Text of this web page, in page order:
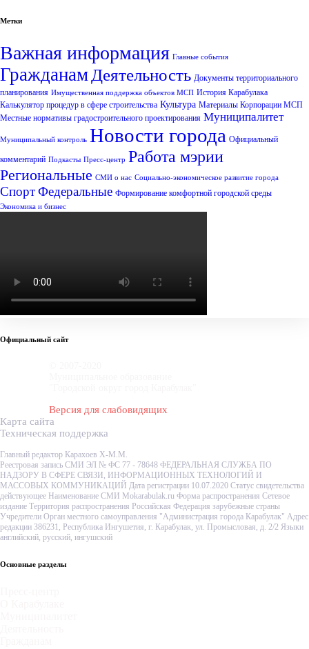
Метки
Важная информация Главные события
Гражданам Деятельность Документы территориального
планирования Имущественная поддержка объектов МСП История Карабулака
Калькулятор процедур в сфере строительства Культура Материалы Корпорации МСП
Местные нормативы градостроительного проектирования Муниципалитет
Муниципальный контроль Новости города Официальный
комментарий Подкасты Пресс-центр Работа мэрии
Региональные СМИ о нас Социально-экономическое развитие города
СпортФедеральные Формирование комфортной городской среды
Экономика и бизнес
Официальный сайт
Версия для слабовидящих
Карта сайта
Техническая поддержка
Главный редактор Карахоев Х-М.М.
Реестровая запись СМИ ЭЛ № ФС 77 - 78648 ФЕДЕРАЛЬНАЯ СЛУЖБА ПО
НАДЗОРУ В СФЕРЕ СВЯЗИ, ИНФОРМАЦИОННЫХ ТЕХНОЛОГИЙ И
МАССОВЫХ КОММУНИКАЦИЙ Дата регистрации 10.07.2020 Статус свидетельства
действующее Наименование СМИ Mokarabulak.ru Форма распространения Сетевое
издание Территория распространения Российская Федерация зарубежные страны
Учредители Орган местного самоуправления "Администрация города Карабулак" Адрес
редакции 386231, Республика Ингушетия, г. Карабулак, ул. Промысловая, д. 2/2 Языки
английский, русский, ингушский
Основные разделы